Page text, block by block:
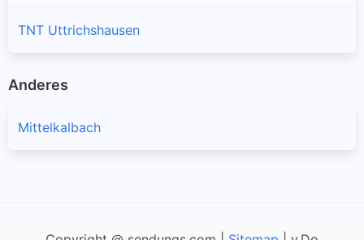
TNT Uttrichshausen
Anderes
Mittelkalbach